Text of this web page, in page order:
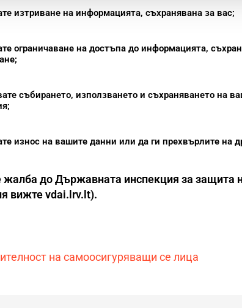
изтриване на информацията, съхранявана за вас;
ограничаване на достъпа до информацията,
събирането, използването и съхраняването на
износ на вашите данни или да ги прехвърлите на
жалба до Държавната инспекция за защита
вижтеvdai.lrv.lt).
на самоосигуряващи се лица